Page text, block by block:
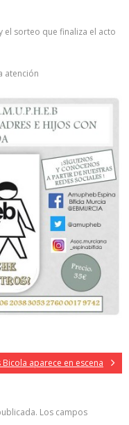
el sorteo que finaliza el acto
atención
aparece en escena
Los campos